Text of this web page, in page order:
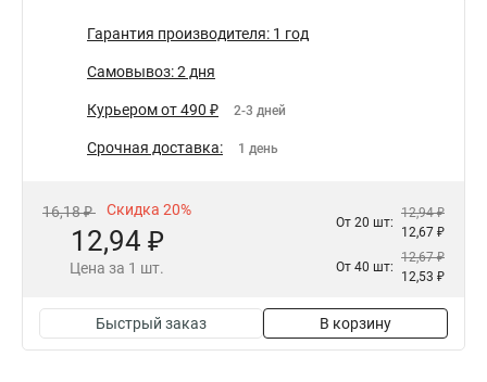
Гарантия производителя: 1 год
Самовывоз: 2 дня
Курьером от 490 ₽ 2-3 дней
Срочная доставка: 1 день
16,18 ₽ Скидка 20%
12,94 ₽
Цена за 1 шт.
От 20 шт:
12,94 ₽
12,67 ₽
От 40 шт:
12,67 ₽
12,53 ₽
Быстрый заказ В корзину